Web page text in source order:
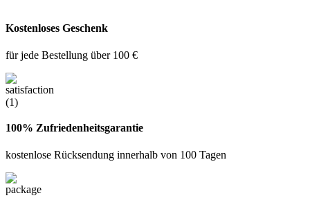
Kostenloses Geschenk
für jede Bestellung über 100 €
100% Zufriedenheitsgarantie
kostenlose Rücksendung innerhalb von 100 Tagen